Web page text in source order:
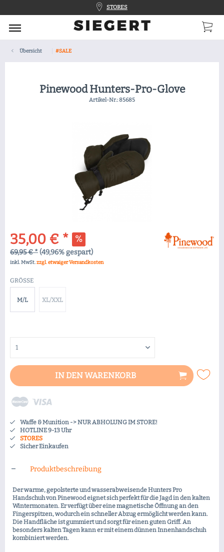
STORES
Übersicht #SALE
Pinewood Hunters-Pro-Glove
Artikel-Nr.:85685
35,00 € *
69,95 € *(49,96% gespart)
inkl. MwSt.zzgl. etwaiger Versandkosten
GRÖSSE
M/L XL/XXL
IN DENWARENKORB
Waffe & Munition -> NUR ABHOLUNG IM STORE!
HOTLINE 9-13 Uhr
STORES
Sicher Einkaufen
Produktbeschreibung
Der warme, gepolsterte und wasserabweisende Hunters Pro
Handschuh von Pinewood eignet sich perfekt für die Jagd in den kalten
Wintermonaten. Er verfügt über eine magnetische Öffnung an den
Fingerspitzen, wodurch ein schneller Abzug ermöglicht werden kann.
Die Handfläche ist gummiert und sorgt für einen guten Griff. An
besonders kalten Tagen kann er mit einem dünnen Innenhandschuh
kombiniert werden.